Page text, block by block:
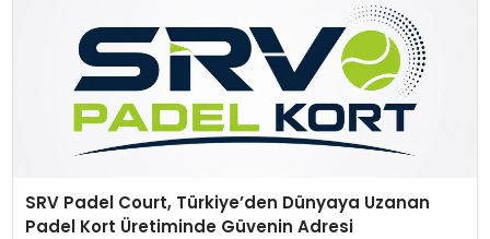
SRV Padel Court, Türkiye’den Dünyaya Uzanan
Padel Kort Üretiminde Güvenin Adresi